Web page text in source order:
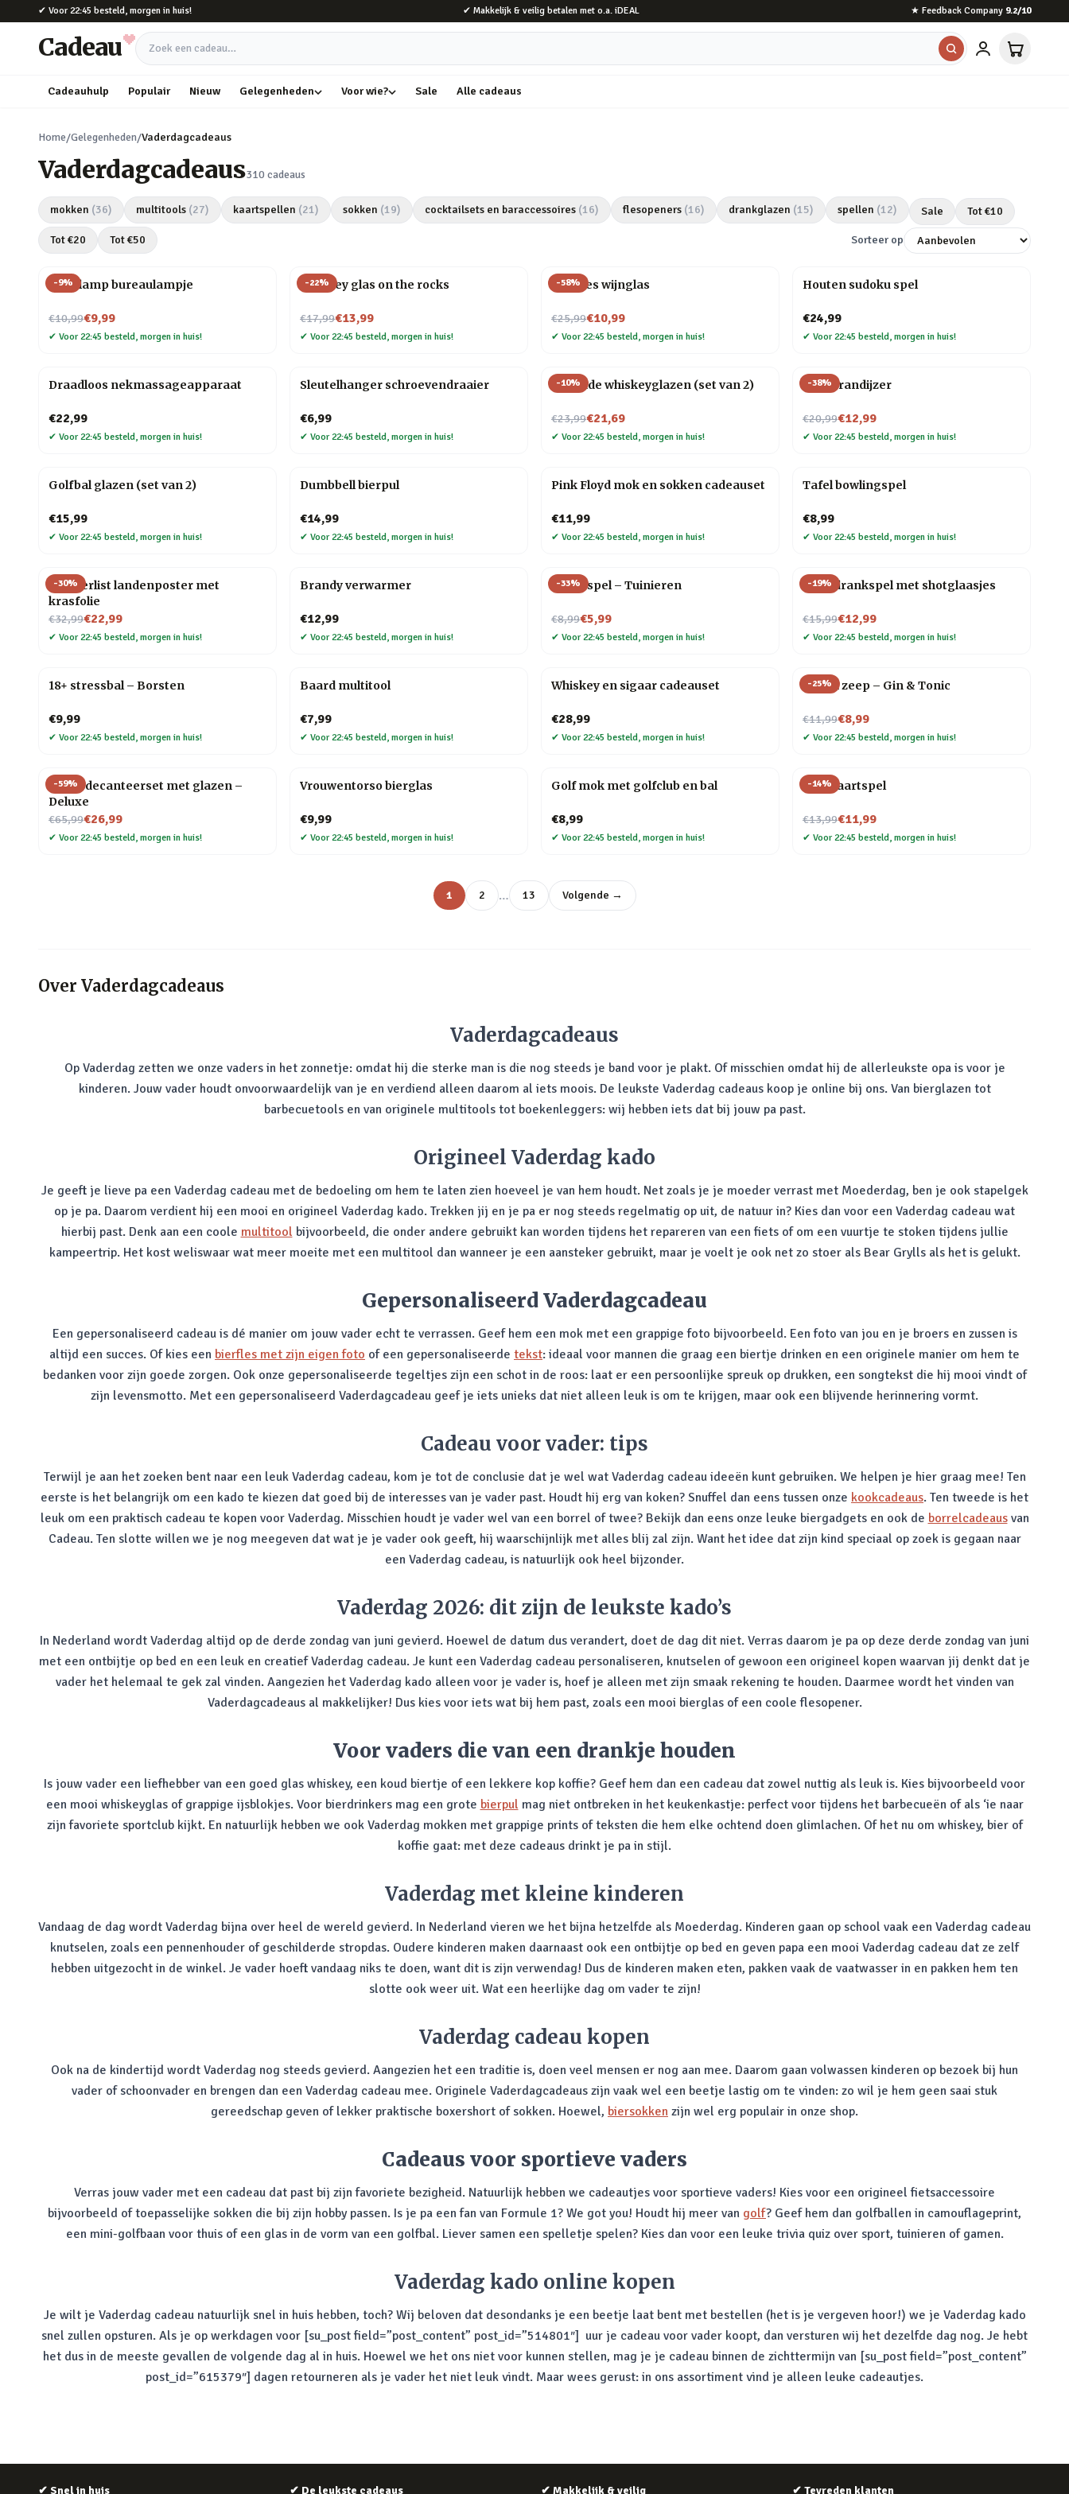
Naar hoofdinhoud
✔ Voor 22:45 besteld, morgen in huis! ✔ Makkelijk & veilig betalen met o.a. iDEAL ★ Feedback Company 9.2/10
Cadeau Zoek een cadeau
Cadeauhulp Populair Nieuw Gelegenheden Voor wie? Sale Alle cadeaus
Home/Gelegenheden/Vaderdagcadeaus
Vaderdagcadeaus310 cadeaus
mokken (36) multitools (27) kaartspellen (21) sokken (19) cocktailsets en baraccessoires (16) flesopeners (16) drankglazen (15) spellen (12) Sale Tot €10
Tot €20 Tot €50 Sorteer op
-9%
Gloeilamp bureaulampje
€10,99
Nu voor€9,99
✔ Voor 22:45 besteld, morgen in huis!
-22%
Whiskey glas on the rocks
€17,99
Nu voor€13,99
✔ Voor 22:45 besteld, morgen in huis!
-58%
Wijnfles wijnglas
€25,99
Nu voor€10,99
✔ Voor 22:45 besteld, morgen in huis!
Houten sudoku spel
€24,99
✔ Voor 22:45 besteld, morgen in huis!
Draadloos nekmassageapparaat
€22,99
✔ Voor 22:45 besteld, morgen in huis!
Sleutelhanger schroevendraaier
€6,99
✔ Voor 22:45 besteld, morgen in huis!
-10%
Rollende whiskeyglazen (set van 2)
€23,99
Nu voor€21,69
✔ Voor 22:45 besteld, morgen in huis!
-38%
BBQ brandijzer
€20,99
Nu voor€12,99
✔ Voor 22:45 besteld, morgen in huis!
Golfbal glazen (set van 2)
€15,99
✔ Voor 22:45 besteld, morgen in huis!
Dumbbell bierpul
€14,99
✔ Voor 22:45 besteld, morgen in huis!
Pink Floyd mok en sokken cadeauset
€11,99
✔ Voor 22:45 besteld, morgen in huis!
Tafel bowlingspel
€8,99
✔ Voor 22:45 besteld, morgen in huis!
-30%
Wanderlist landenposter met
krasfolie
€32,99
Nu voor€22,99
✔ Voor 22:45 besteld, morgen in huis!
Brandy verwarmer
€12,99
✔ Voor 22:45 besteld, morgen in huis!
-33%
Trivia spel – Tuinieren
€8,99
Nu voor€5,99
✔ Voor 22:45 besteld, morgen in huis!
-19%
Ludo drankspel met shotglaasjes
€15,99
Nu voor€12,99
✔ Voor 22:45 besteld, morgen in huis!
18+ stressbal – Borsten
€9,99
✔ Voor 22:45 besteld, morgen in huis!
Baard multitool
€7,99
✔ Voor 22:45 besteld, morgen in huis!
Whiskey en sigaar cadeauset
€28,99
✔ Voor 22:45 besteld, morgen in huis!
-25%
Drank zeep – Gin & Tonic
€11,99
Nu voor€8,99
✔ Voor 22:45 besteld, morgen in huis!
-59%
Globe decanteerset met glazen –
Deluxe
€65,99
Nu voor€26,99
✔ Voor 22:45 besteld, morgen in huis!
Vrouwentorso bierglas
€9,99
✔ Voor 22:45 besteld, morgen in huis!
Golf mok met golfclub en bal
€8,99
✔ Voor 22:45 besteld, morgen in huis!
-14%
Bier kaartspel
€13,99
Nu voor€11,99
✔ Voor 22:45 besteld, morgen in huis!
1 2 … 13 Volgende →
Over Vaderdagcadeaus
Vaderdagcadeaus
Op Vaderdag zetten we onze vaders in het zonnetje: omdat hij die sterke man is die nog steeds je band voor je plakt. Of misschien omdat hij de allerleukste opa is voor je
kinderen. Jouw vader houdt onvoorwaardelijk van je en verdiend alleen daarom al iets moois. De leukste Vaderdag cadeaus koop je online bij ons. Van bierglazen tot
barbecuetools en van originele multitools tot boekenleggers: wij hebben iets dat bij jouw pa past.
Origineel Vaderdag kado
Je geeft je lieve pa een Vaderdag cadeau met de bedoeling om hem te laten zien hoeveel je van hem houdt. Net zoals je je moeder verrast met Moederdag, ben je ook stapelgek
op je pa. Daarom verdient hij een mooi en origineel Vaderdag kado. Trekken jij en je pa er nog steeds regelmatig op uit, de natuur in? Kies dan voor een Vaderdag cadeau wat
hierbij past. Denk aan een coole multitool bijvoorbeeld, die onder andere gebruikt kan worden tijdens het repareren van een fiets of om een vuurtje te stoken tijdens jullie
kampeertrip. Het kost weliswaar wat meer moeite met een multitool dan wanneer je een aansteker gebruikt, maar je voelt je ook net zo stoer als Bear Grylls als het is gelukt.
Gepersonaliseerd Vaderdagcadeau
Een gepersonaliseerd cadeau is dé manier om jouw vader echt te verrassen. Geef hem een mok met een grappige foto bijvoorbeeld. Een foto van jou en je broers en zussen is
altijd een succes. Of kies een bierfles met zijn eigen foto of een gepersonaliseerde tekst: ideaal voor mannen die graag een biertje drinken en een originele manier om hem te
bedanken voor zijn goede zorgen. Ook onze gepersonaliseerde tegeltjes zijn een schot in de roos: laat er een persoonlijke spreuk op drukken, een songtekst die hij mooi vindt of
zijn levensmotto. Met een gepersonaliseerd Vaderdagcadeau geef je iets unieks dat niet alleen leuk is om te krijgen, maar ook een blijvende herinnering vormt.
Cadeau voor vader: tips
Terwijl je aan het zoeken bent naar een leuk Vaderdag cadeau, kom je tot de conclusie dat je wel wat Vaderdag cadeau ideeën kunt gebruiken. We helpen je hier graag mee! Ten
eerste is het belangrijk om een kado te kiezen dat goed bij de interesses van je vader past. Houdt hij erg van koken? Snuffel dan eens tussen onze kookcadeaus. Ten tweede is het
leuk om een praktisch cadeau te kopen voor Vaderdag. Misschien houdt je vader wel van een borrel of twee? Bekijk dan eens onze leuke biergadgets en ook de borrelcadeausvan
Cadeau. Ten slotte willen we je nog meegeven dat wat je je vader ook geeft, hij waarschijnlijk met alles blij zal zijn. Want het idee dat zijn kind speciaal op zoek is gegaan naar
een Vaderdag cadeau, is natuurlijk ook heel bijzonder.
Vaderdag 2026: dit zijn de leukste kado’s
In Nederland wordt Vaderdag altijd op de derde zondag van juni gevierd. Hoewel de datum dus verandert, doet de dag dit niet. Verras daarom je pa op deze derde zondag van juni
met een ontbijtje op bed en een leuk en creatief Vaderdag cadeau. Je kunt een Vaderdag cadeau personaliseren, knutselen of gewoon een origineel kopen waarvan jij denkt dat je
vader het helemaal te gek zal vinden. Aangezien het Vaderdag kado alleen voor je vader is, hoef je alleen met zijn smaak rekening te houden. Daarmee wordt het vinden van
Vaderdagcadeaus al makkelijker! Dus kies voor iets wat bij hem past, zoals een mooi bierglas of een coole flesopener.
Voor vaders die van een drankje houden
Is jouw vader een liefhebber van een goed glas whiskey, een koud biertje of een lekkere kop koffie? Geef hem dan een cadeau dat zowel nuttig als leuk is. Kies bijvoorbeeld voor
een mooi whiskeyglas of grappige ijsblokjes. Voor bierdrinkers mag een grote bierpul mag niet ontbreken in het keukenkastje: perfect voor tijdens het barbecueën of als ‘ie naar
zijn favoriete sportclub kijkt. En natuurlijk hebben we ook Vaderdag mokken met grappige prints of teksten die hem elke ochtend doen glimlachen. Of het nu om whiskey, bier of
koffie gaat: met deze cadeaus drinkt je pa in stijl.
Vaderdag met kleine kinderen
Vandaag de dag wordt Vaderdag bijna over heel de wereld gevierd. In Nederland vieren we het bijna hetzelfde als Moederdag. Kinderen gaan op school vaak een Vaderdag cadeau
knutselen, zoals een pennenhouder of geschilderde stropdas. Oudere kinderen maken daarnaast ook een ontbijtje op bed en geven papa een mooi Vaderdag cadeau dat ze zelf
hebben uitgezocht in de winkel. Je vader hoeft vandaag niks te doen, want dit is zijn verwendag! Dus de kinderen maken eten, pakken vaak de vaatwasser in en pakken hem ten
slotte ook weer uit. Wat een heerlijke dag om vader te zijn!
Vaderdag cadeau kopen
Ook na de kindertijd wordt Vaderdag nog steeds gevierd. Aangezien het een traditie is, doen veel mensen er nog aan mee. Daarom gaan volwassen kinderen op bezoek bij hun
vader of schoonvader en brengen dan een Vaderdag cadeau mee. Originele Vaderdagcadeaus zijn vaak wel een beetje lastig om te vinden: zo wil je hem geen saai stuk
gereedschap geven of lekker praktische boxershort of sokken. Hoewel, biersokken zijn wel erg populair in onze shop.
Cadeaus voor sportieve vaders
Verras jouw vader met een cadeau dat past bij zijn favoriete bezigheid. Natuurlijk hebben we cadeautjes voor sportieve vaders! Kies voor een origineel fietsaccessoire
bijvoorbeeld of toepasselijke sokken die bij zijn hobby passen. Is je pa een fan van Formule 1? We got you! Houdt hij meer van golf? Geef hem dan golfballen in camouflageprint,
een mini-golfbaan voor thuis of een glas in de vorm van een golfbal. Liever samen een spelletje spelen? Kies dan voor een leuke trivia quiz over sport, tuinieren of gamen.
Vaderdag kado online kopen
Je wilt je Vaderdag cadeau natuurlijk snel in huis hebben, toch? Wij beloven dat desondanks je een beetje laat bent met bestellen (het is je vergeven hoor!) we je Vaderdag kado
snel zullen opsturen. Als je op werkdagen voor [su_post field=”post_content” post_id=”514801″] uur je cadeau voor vader koopt, dan versturen wij het dezelfde dag nog. Je hebt
het dus in de meeste gevallen de volgende dag al in huis. Hoewel we het ons niet voor kunnen stellen, mag je je cadeau binnen de zichttermijn van [su_post field=”post_content”
post_id=”615379″] dagen retourneren als je vader het niet leuk vindt. Maar wees gerust: in ons assortiment vind je alleen leuke cadeautjes.
✔ Snel in huis ✔ De leukste cadeaus ✔ Makkelijk & veilig ✔ Tevreden klanten